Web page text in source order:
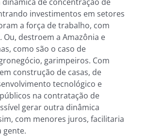
investimentos em setores
a força de trabalho, com
Ou, destroem a Amazônia e
como são o caso de
garimpeiros. Com
construção de casas, de
tecnológico e
na contratação de
gerar outra dinâmica
com menores juros, facilitaria
gente.